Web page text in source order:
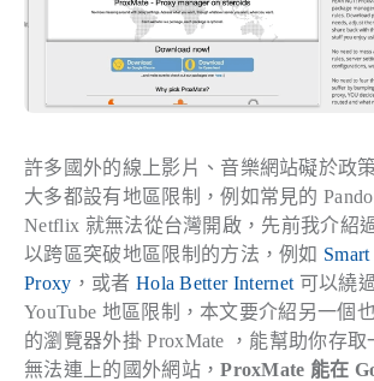
許多國外的線上影片、音樂網站礙於政
大多都設有地區限制，例如常見的
Netflix 就無法從台灣開啟，先前我介紹
以跨區突破地區限制的方法，例如
Proxy ，或者 Hola Better Internet 可以繞
YouTube 地區限制，本文要介紹另一個
的瀏覽器外掛 ProxMate ，能幫助你存取
無法連上的國外網站，ProxMate 能在